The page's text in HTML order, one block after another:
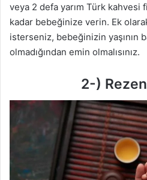
veya 2 defa yarım Türk kahvesi
kadar bebeğinize verin. Ek
isterseniz, bebeğinizin yaşının
olmadığından emin olmalısınız.
2-)